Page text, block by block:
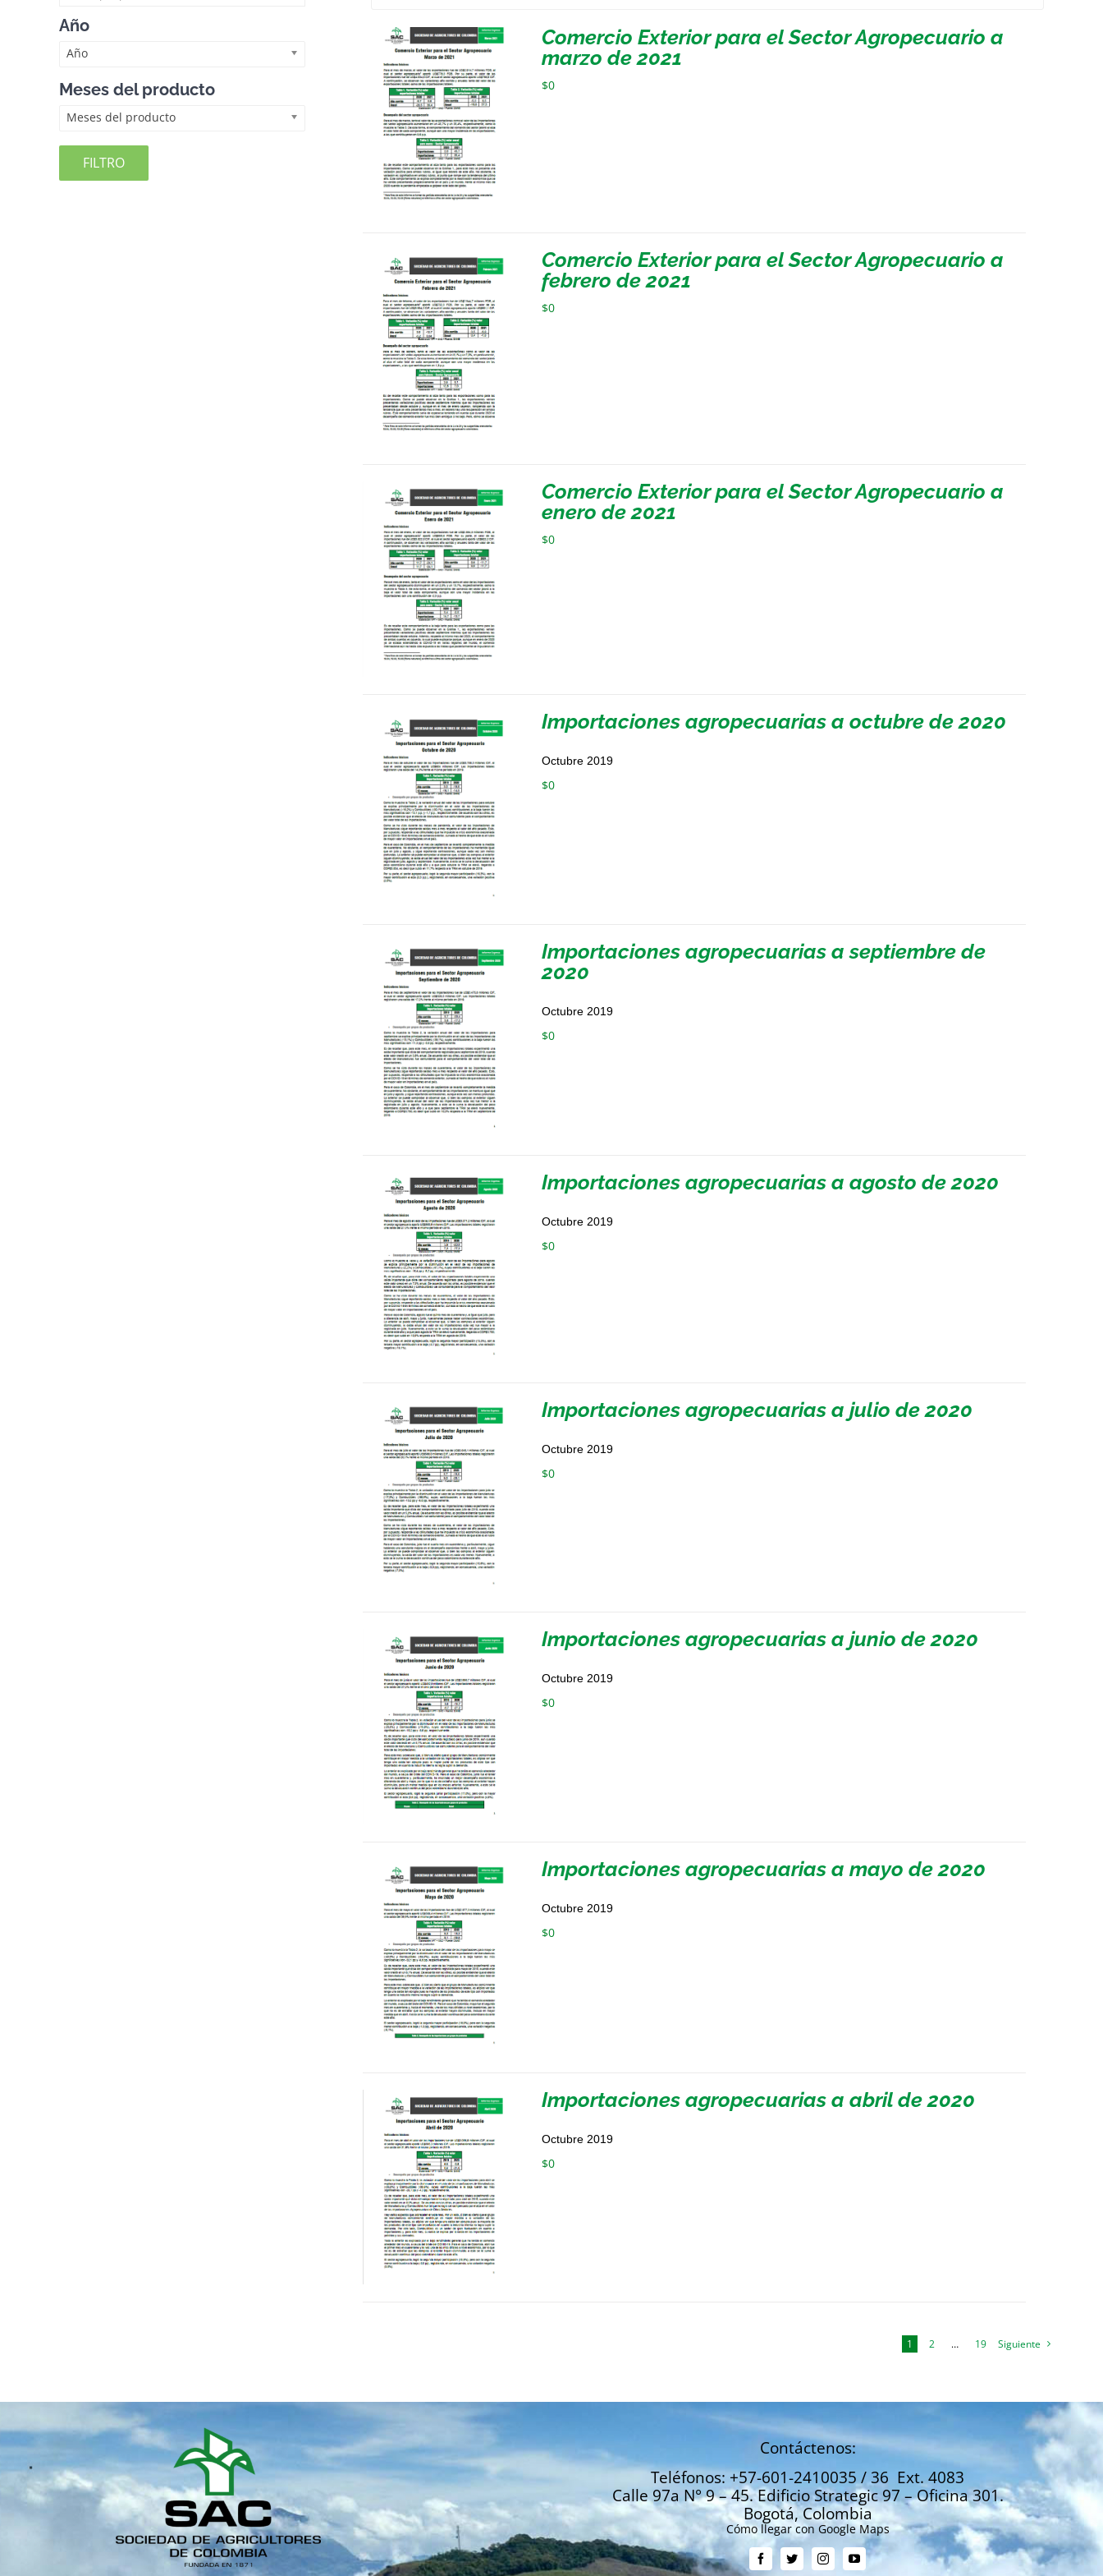
Comercio Exterior para el Sector Agropecuario a
marzo de 2021
$0
Comercio Exterior para el Sector Agropecuario a
febrero de 2021
$0
Comercio Exterior para el Sector Agropecuario a
enero de 2021
$0
Importaciones agropecuarias a octubre de 2020
Octubre 2019
$0
Importaciones agropecuarias a septiembre de
2020
Octubre 2019
$0
Importaciones agropecuarias a agosto de 2020
Octubre 2019
$0
Importaciones agropecuarias a julio de 2020
Octubre 2019
$0
Importaciones agropecuarias a junio de 2020
Octubre 2019
$0
Importaciones agropecuarias a mayo de 2020
Octubre 2019
$0
Importaciones agropecuarias a abril de 2020
Octubre 2019
$0
1 2 … 19 Siguiente
Año
Año
Meses del producto
Meses del producto
FILTRO
Contáctenos:
Teléfonos: +57-601-2410035 / 36 Ext. 4083
Calle 97a N° 9 – 45. Edificio Strategic 97 – Oficina 301.
Bogotá, Colombia
Cómo llegar con Google Maps